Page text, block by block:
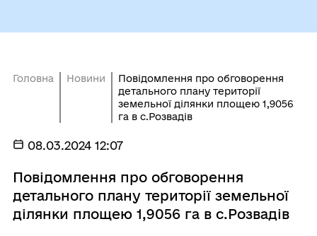
Головна Новини
Повідомлення про обговорення
детального плану території
земельної ділянки площею 1,9056
га в с.Розвадів
08.03.2024 12:07
Повідомлення про обговорення
детального плану території земельної
ділянки площею 1,9056 га в с.Розвадів